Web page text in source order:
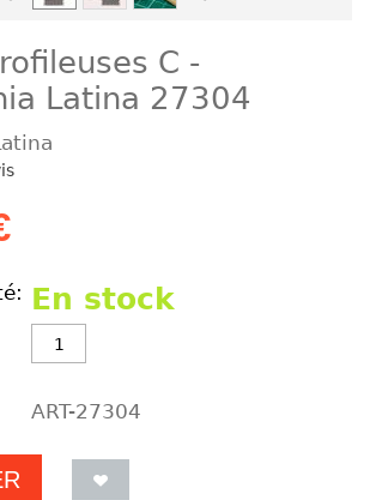
C -
Latina 27304
En stock
ART-27304